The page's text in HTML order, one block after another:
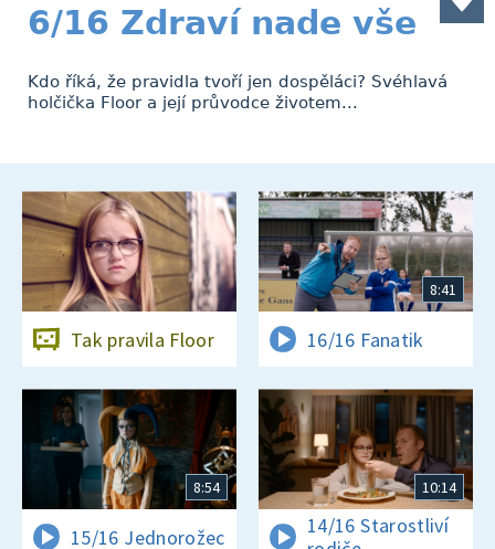
6/16 Zdraví nade vše
Kdo říká, že pravidla tvoří jen dospěláci? Svéhlavá
holčička Floor a její průvodce životem...
Tak pravila Floor
8:41
16/16 Fanatik
8:54
15/16 Jednorožec
10:14
14/16 Starostliví